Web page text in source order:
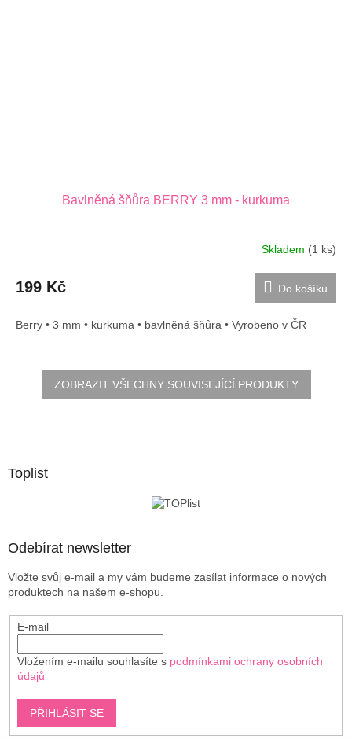
Bavlněná šňůra BERRY 3 mm - kurkuma
Skladem (1 ks)
199 Kč Do košíku
Berry • 3 mm • kurkuma • bavlněná šňůra • Vyrobeno v ČR
ZOBRAZIT VŠECHNY SOUVISEJÍCÍ PRODUKTY
Toplist
Odebírat newsletter
Vložte svůj e-mail a my vám budeme zasílat informace o nových
produktech na našem e-shopu.
E-mail
Vložením e-mailu souhlasíte s podmínkami ochrany osobních
údajů
PŘIHLÁSIT SE